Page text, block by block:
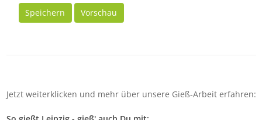
Speichern Vorschau
Jetzt weiterklicken und mehr über unsere Gieß-Arbeit erfahren: